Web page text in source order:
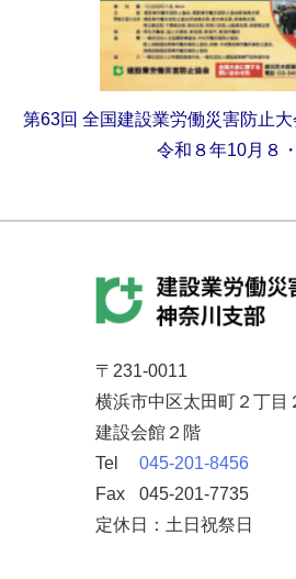
第63回 全国建設業労働災害防止大
令和８年10月８
〒231-0011
横浜市中区太田町２丁目
建設会館２階
Tel
045-201-8456
Fax
045-201-7735
定休日：土日祝祭日